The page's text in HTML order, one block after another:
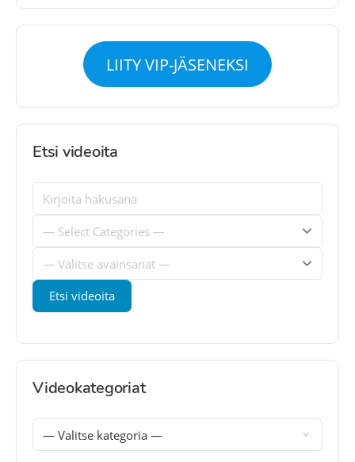
LIITY VIP-JÄSENEKSI
Etsi videoita
Videokategoriat